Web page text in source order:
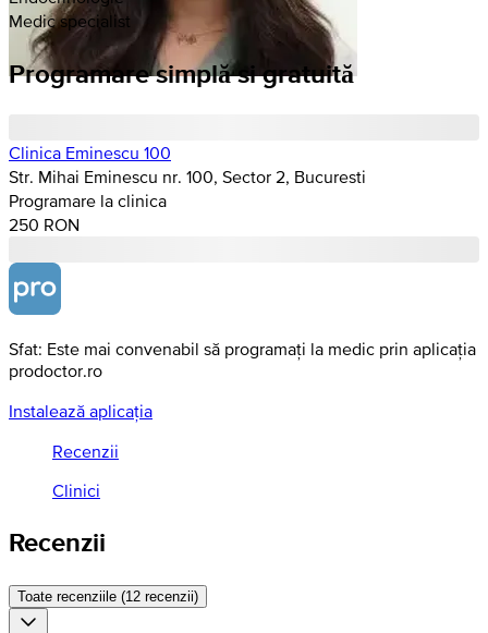
Medic specialist
Programare simplă si gratuită
Clinica Eminescu 100
Str. Mihai Eminescu nr. 100, Sector 2, Bucuresti
Programare la clinica
250 RON
Sfat: Este mai convenabil să programați la medic prin aplicația
prodoctor.ro
Instalează aplicația
Recenzii
Clinici
Recenzii
Toate recenziile (12 recenzii)